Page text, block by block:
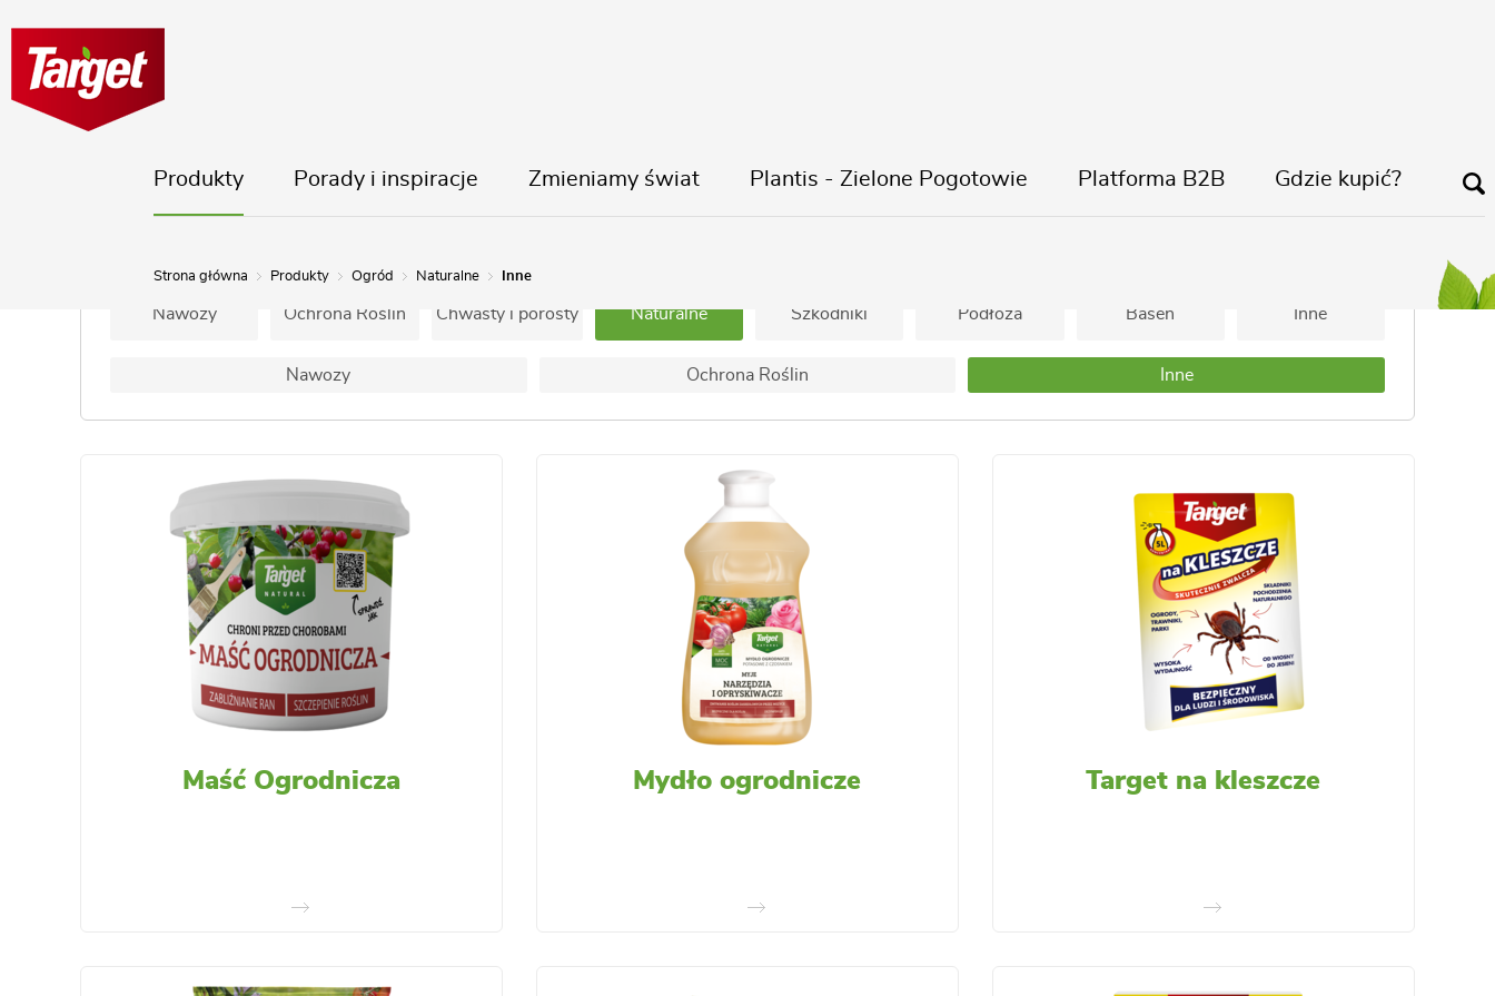
Produkty Porady i inspiracje Zmieniamy świat Plantis - Zielone Pogotowie Platforma B2B Gdzie kupić?
Strona główna Produkty Ogród Naturalne Inne
Nawozy Ochrona Roślin Chwasty i porosty Naturalne Szkodniki Podłoża Basen Inne
Nawozy Ochrona Roślin Inne
Maść Ogrodnicza Mydło ogrodnicze Target na kleszcze